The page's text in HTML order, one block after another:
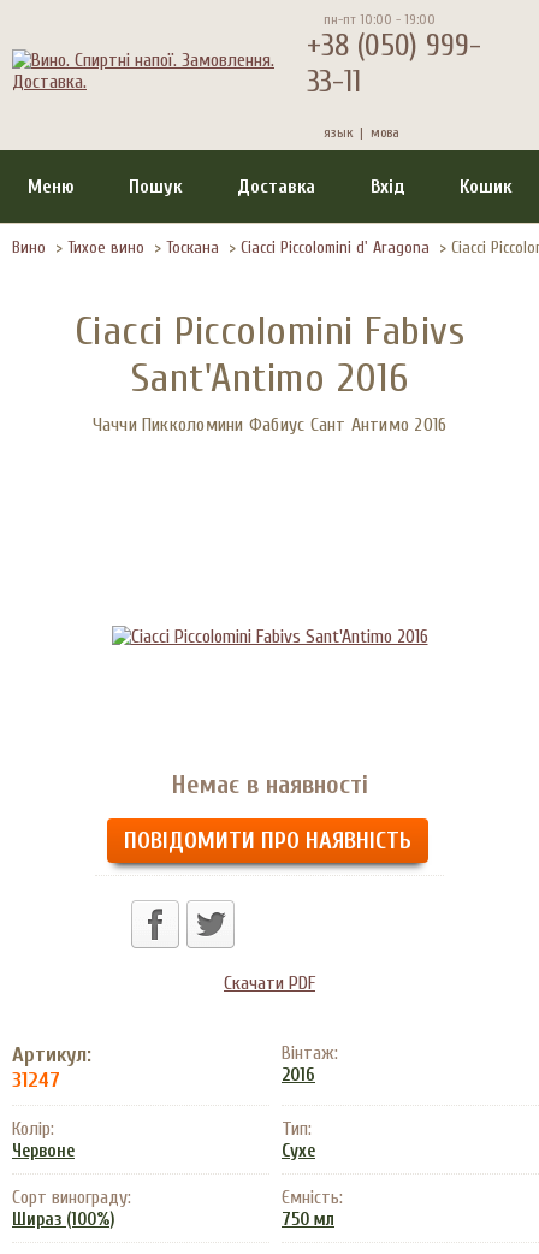
пн-пт 10:00 - 19:00
+38 (050) 999-
33-11
язык | мова
Меню Пошук Доставка Вхід Кошик
Вино > Тихое вино > Тоскана > Ciacci Piccolomini d' Aragona > Ciacci
Ciacci Piccolomini Fabivs
Sant'Antimo 2016
Чаччи Пикколомини Фабиус Сант Антимо 2016
Немає в наявності
ПОВІДОМИТИ ПРО НАЯВНІСТЬ
Скачати PDF
Артикул:
31247
Вінтаж:
2016
Колір:
Червоне
Тип:
Сухе
Сорт винограду:
Шираз (100%)
Ємність:
750 мл